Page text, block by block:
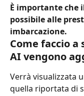
È importante che
possibile alle
imbarcazione.
Come faccio
AI vengono
Verrà visualizzata
quella riportata di